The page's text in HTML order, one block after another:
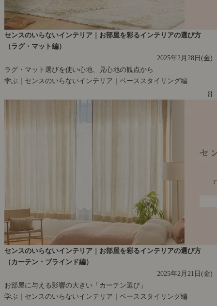
センスのいらないインテリア｜お部屋を彩るインテリアの選び方
（ラグ・マット編）
2025年2月28日(金)
ラグ・マット選びを使い心地、見心地の観点から
学ぶ｜センスのいらないインテリア｜ベーススタイリング編
8
センスのいらないインテリア｜お部屋を彩るインテリアの選び方
（カーテン・ブラインド編）
2025年2月21日(金)
お部屋に与える影響の大きい「カーテン選び」
学ぶ｜センスのいらないインテリア｜ベーススタイリング編